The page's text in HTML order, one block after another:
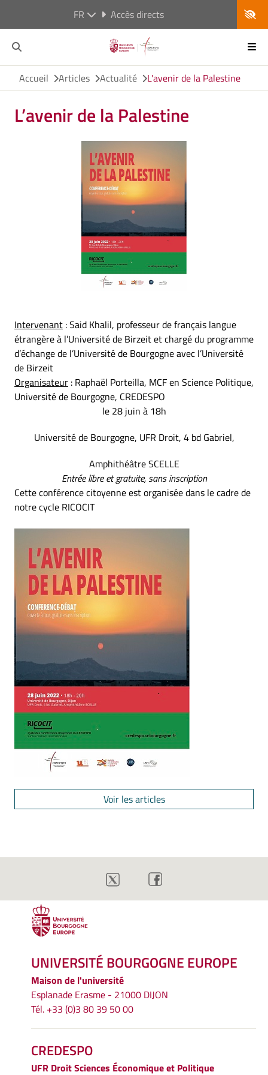
FR Accès directs
Accueil Articles Actualité L'avenir de la Palestine
L’avenir de la Palestine
Intervenant :Said Khalil, professeur de français langue
étrangère à l’Université de Birzeit et chargé du programme
d’échange de l’Université de Bourgogne avec l’Université
de Birzeit
Organisateur : Raphaël Porteilla, MCF en Science Politique,
Université de Bourgogne, CREDESPO
le 28 juin à 18h
Université de Bourgogne, UFR Droit, 4 bd Gabriel,
Amphithéâtre SCELLE
Entrée libre et gratuite, sans inscription
Cette conférence citoyenne est organisée dans le cadre de
notre cycle RICOCIT
Voir les articles
UNIVERSITÉ BOURGOGNE EUROPE
Maison de l'université
Esplanade Erasme - 21000 DIJON
Tél. +33 (0)3 80 39 50 00
CREDESPO
UFR Droit Sciences Économique et Politique